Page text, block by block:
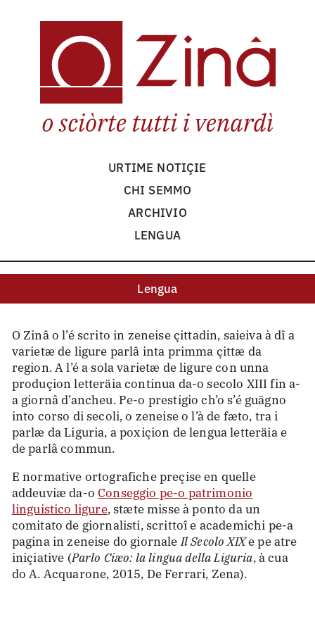
URTIME NOTIÇIE
CHI SEMMO
ARCHIVIO
LENGUA
Lengua
O Zinâ o l’é scrito in zeneise çittadin, saieiva à dî a
varietæ de ligure parlâ inta primma çittæ da
region. A l’é a sola varietæ de ligure con unna
produçion letteräia continua da-o secolo XIII fin a-
a giornâ d’ancheu. Pe-o prestigio ch’o s’é guägno
into corso di secoli, o zeneise o l’à de fæto, tra i
parlæ da Liguria, a poxiçion de lengua letteräia e
de parlâ commun.
E normative ortografiche preçise en quelle
addeuviæ da-oConseggio pe-o patrimonio
linguistico ligure, stæte misse à ponto da un
comitato de giornalisti, scrittoî e academichi pe-a
pagina in zeneise do giornaleIl Secolo XIXe pe atre
iniçiative (Parlo Ciæo: la lingua della Liguria, à cua
do A. Acquarone, 2015, De Ferrari, Zena).